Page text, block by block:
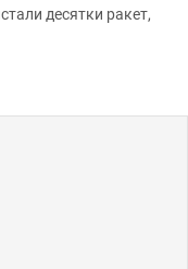
десятки ракет,